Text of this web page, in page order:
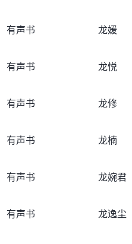
有声书 龙媛
有声书 龙悦
有声书 龙修
有声书 龙楠
有声书 龙婉君
有声书 龙逸尘